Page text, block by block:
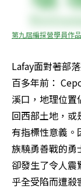
第九屆編採營學員作
Lafay面對著部
百多年前：
溪口，地理位置
回西部土地，
有指標性意義
族驍勇善戰的勇
卻發生了令人
乎全受陷而遭殺